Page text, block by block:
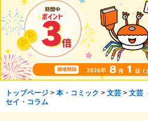
トップページ> 本・コミック > 文芸> 文芸
セイ・コラム